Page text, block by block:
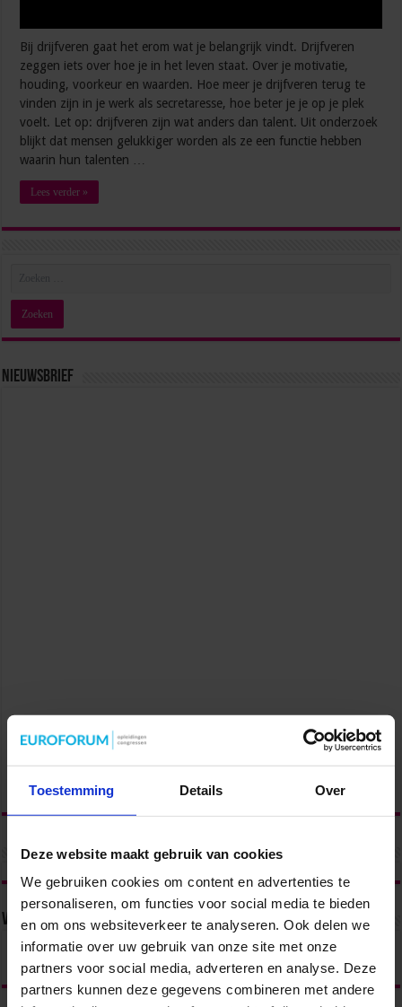
Toestemming Details Over
Deze website maakt gebruik van cookies
We gebruiken cookies om content en advertenties te
personaliseren, om functies voor social media te bieden
en om ons websiteverkeer te analyseren. Ook delen we
informatie over uw gebruik van onze site met onze
partners voor social media, adverteren en analyse. Deze
partners kunnen deze gegevens combineren met andere
Bij drijfveren gaat het erom wat je belangrijk vindt. Drijfveren
zeggen iets over hoe je in het leven staat. Over je motivatie,
houding, voorkeur en waarden. Hoe meer je drijfveren terug te
vinden zijn in je werk als secretaresse, hoe beter je je op je plek
voelt. Let op: drijfveren zijn wat anders dan talent. Uit onderzoek
blijkt dat mensen gelukkiger worden als ze een functie hebben
waarin hun talenten …
Lees verder »
Nieuwsbrief
Volg ons via